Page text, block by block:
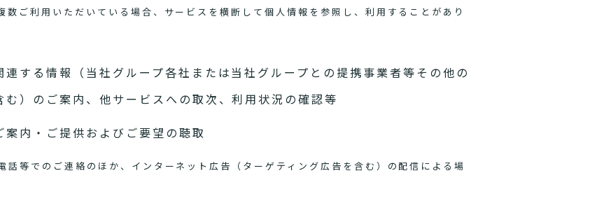
数ご利用いただいている場合、サービスを横断して個人情報を参照し、利用することがあり
する情報（当社グループ各社または当社グループとの提携事業者等その他の
）のご案内、他サービスへの取次、利用状況の確認等
内・ご提供およびご要望の聴取
話等でのご連絡のほか、インターネット広告（ターゲティング広告を含む）の配信による場